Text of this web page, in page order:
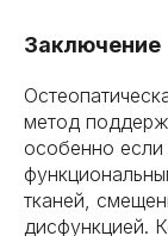
Заключение
метод
особенно если
тканей,
дисфункцией.